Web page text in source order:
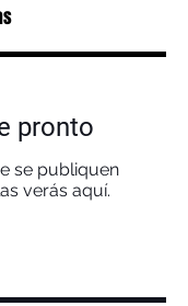
pronto
se publiquen
verás aquí.